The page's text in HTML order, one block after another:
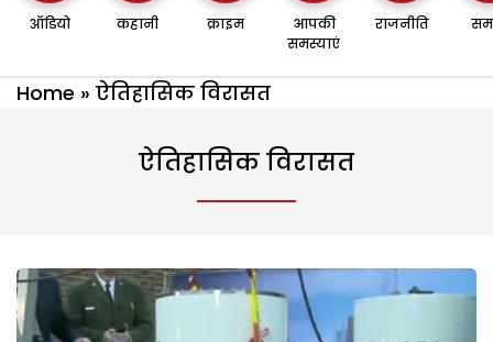
ऑडियो कहानी क्राइम
आपकी
समस्याएं
राजनीति
Home » ऐतिहासिक विरासत
ऐतिहासिक विरासत